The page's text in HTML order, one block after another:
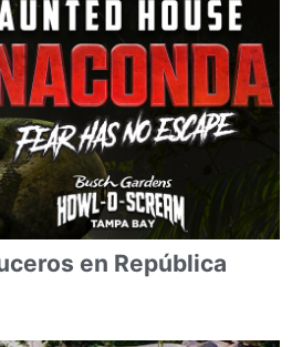
en República